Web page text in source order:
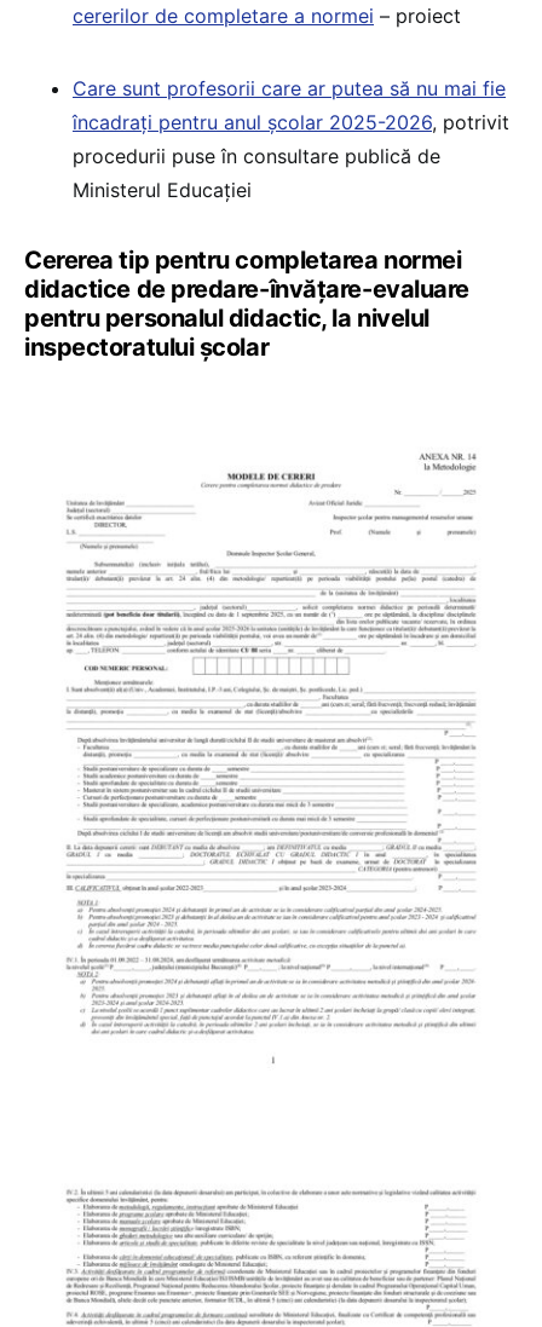
cererilor de completare a normei – proiect
Care sunt profesorii care ar putea să nu mai fie
încadrați pentru anul școlar 2025-2026, potrivit
procedurii puse în consultare publică de
Ministerul Educației
Cererea tip pentru completarea normei
didactice de predare-învățare-evaluare
pentru personalul didactic, la nivelul
inspectoratului școlar